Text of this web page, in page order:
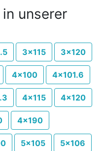
unserer
3x115 3x120
4x100 4x101.6
4x115 4x120
4x190
5x105 5x106